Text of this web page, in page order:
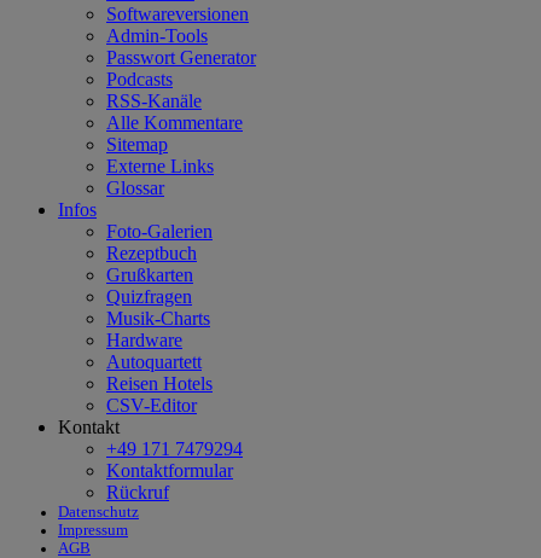
Softwareversionen
Admin-Tools
Passwort Generator
Podcasts
RSS-Kanäle
Alle Kommentare
Sitemap
Externe Links
Glossar
Infos
Foto-Galerien
Rezeptbuch
Grußkarten
Quizfragen
Musik-Charts
Hardware
Autoquartett
Reisen Hotels
CSV-Editor
Kontakt
+49 171 7479294
Kontaktformular
Rückruf
Datenschutz
Impressum
AGB